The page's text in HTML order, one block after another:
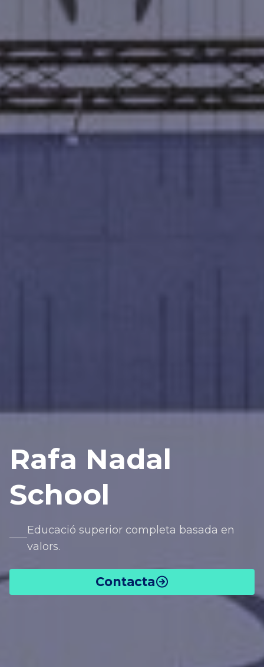
Rafa Nadal
School
Educació superior completa basada en
valors.
Contacta